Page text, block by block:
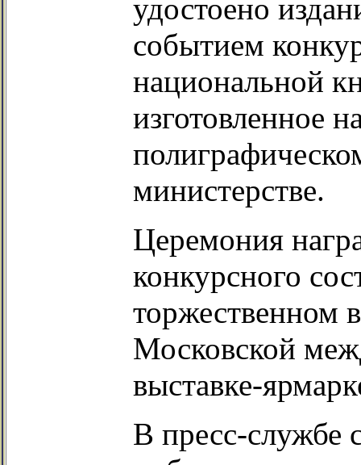
удостоено
событием
национальной
изготовленное
министерстве.
Церемония
конкурсного
торжественном
Московской
выставке-
В пресс-службе